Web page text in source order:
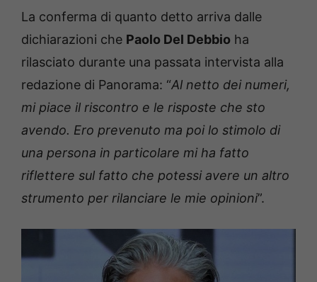
La conferma di quanto detto arriva dalle
dichiarazioni che Paolo Del Debbio ha
rilasciato durante una passata intervista alla
redazione di Panorama: “Al netto dei numeri,
mi piace il riscontro e le risposte che sto
avendo. Ero prevenuto ma poi lo stimolo di
una persona in particolare mi ha fatto
riflettere sul fatto che potessi avere un altro
strumento per rilanciare le mie opinioni”.